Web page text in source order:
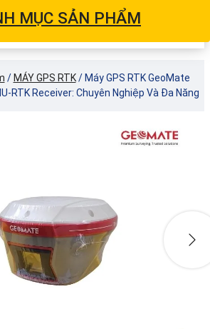
MỤC SẢN PHẨM
/ MÁY GPS RTK / Máy GPS RTK GeoMate
RTK Receiver: Chuyên Nghiệp Và Đa Năng